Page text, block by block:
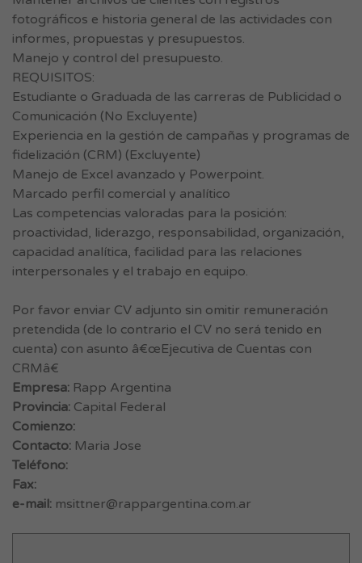
fotográficos e historia general de las actividades con
informes, propuestas y presupuestos.
Manejo y control del presupuesto.
REQUISITOS:
Estudiante o Graduada de las carreras de Publicidad o
Comunicación (No Excluyente)
Experiencia en la gestión de campañas y programas de
fidelización (CRM) (Excluyente)
Manejo de Excel avanzado y Powerpoint.
Marcado perfil comercial y analítico
Las competencias valoradas para la posición:
proactividad, liderazgo, responsabilidad, organización,
capacidad analítica, facilidad para las relaciones
interpersonales y el trabajo en equipo.
Por favor enviar CV adjunto sin omitir remuneración
pretendida (de lo contrario el CV no será tenido en
cuenta) con asunto â€œEjecutiva de Cuentas con
CRMâ€
Empresa: Rapp Argentina
Provincia: Capital Federal
Comienzo:
Contacto: Maria Jose
Teléfono:
Fax:
e-mail: msittner@rappargentina.com.ar